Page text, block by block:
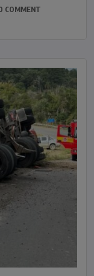
COMMENT